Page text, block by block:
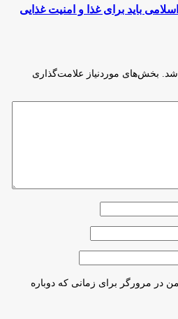
باید برای غذا و امنیت غذایی
بخش‌های موردنیاز علامت‌گذاری
در مرورگر برای زمانی که دوباره